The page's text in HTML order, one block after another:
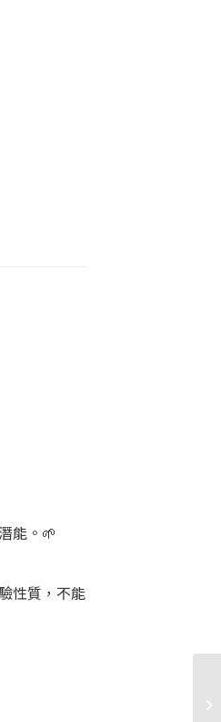
能。🌱
性質，不能